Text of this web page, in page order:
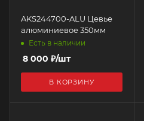
AKS244700-ALU Цевье
алюминиевое 350мм
Есть в наличии
8 000 ₽/шт
В КОРЗИНУ